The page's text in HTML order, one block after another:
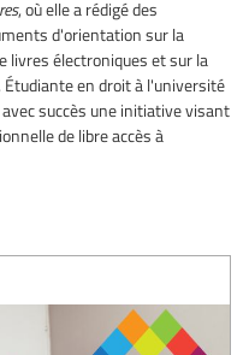
, où elle a rédigé des
d'orientation sur la
livres électroniques et sur la
en droit à l'université
succès une initiative visant
de libre accès à